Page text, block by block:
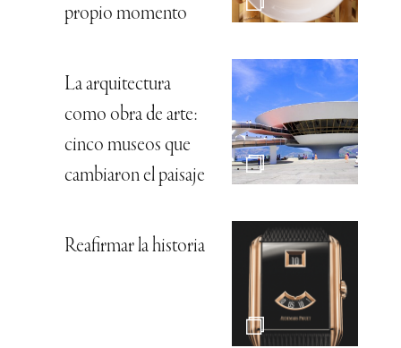
propio momento
La arquitectura
como obra de arte:
cinco museos que
cambiaron el paisaje
Reafirmar la historia